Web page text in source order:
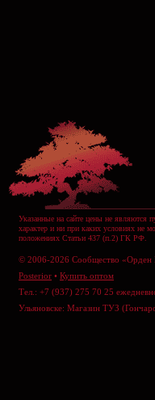
Указанные на сайте цены не являются
характер и ни при каких условиях не
положениях Статьи 437 (п.2) ГК РФ.
© 2006-2026 Сообщество «Орден
Posterior • Купить оптом
Тел.: +7 (937) 275 70 25
Ульяновске: Магазин ТУЗ